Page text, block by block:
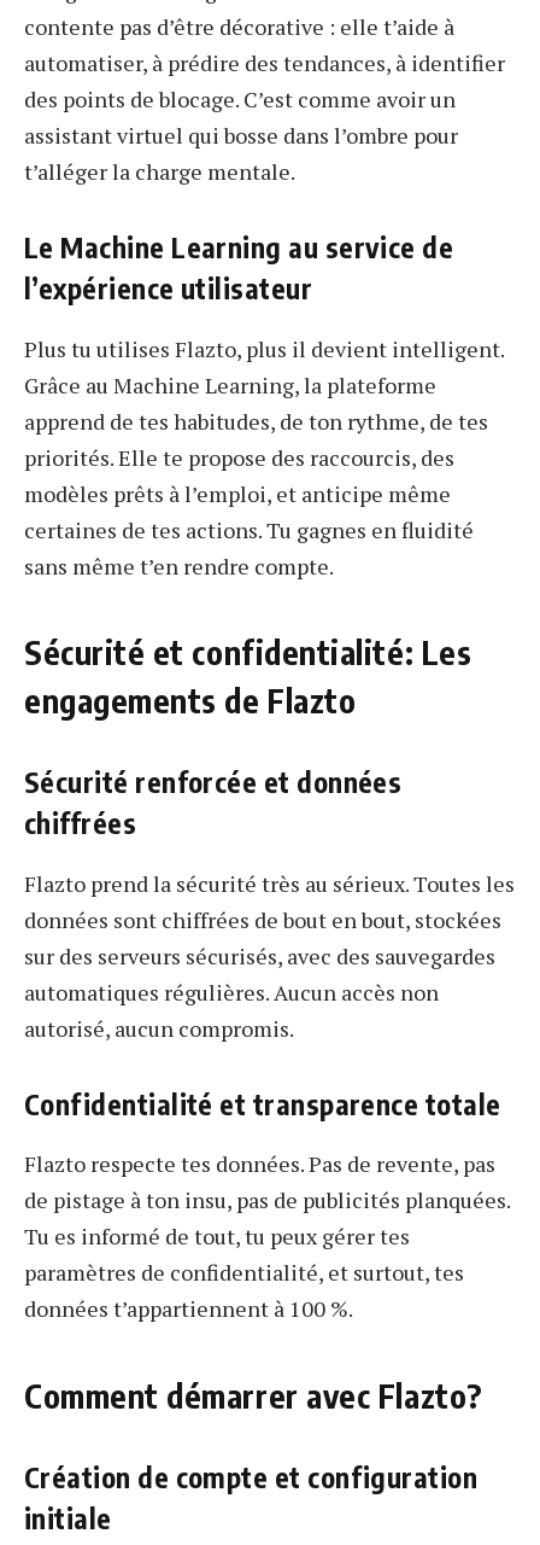
contente pas d’être décorative : elle t’aide à
automatiser, à prédire des tendances, à identifier
des points de blocage. C’est comme avoir un
assistant virtuel qui bosse dans l’ombre pour
t’alléger la charge mentale.
Le Machine Learning au service de
l’expérience utilisateur
Plus tu utilises Flazto, plus il devient intelligent.
Grâce au Machine Learning, la plateforme
apprend de tes habitudes, de ton rythme, de tes
priorités. Elle te propose des raccourcis, des
modèles prêts à l’emploi, et anticipe même
certaines de tes actions. Tu gagnes en fluidité
sans même t’en rendre compte.
Sécurité et confidentialité: Les
engagements de Flazto
Sécurité renforcée et données
chiffrées
Flazto prend la sécurité très au sérieux. Toutes les
données sont chiffrées de bout en bout, stockées
sur des serveurs sécurisés, avec des sauvegardes
automatiques régulières. Aucun accès non
autorisé, aucun compromis.
Confidentialité et transparence totale
Flazto respecte tes données. Pas de revente, pas
de pistage à ton insu, pas de publicités planquées.
Tu es informé de tout, tu peux gérer tes
paramètres de confidentialité, et surtout, tes
données t’appartiennent à 100 %.
Comment démarrer avec Flazto?
Création de compte et configuration
initiale